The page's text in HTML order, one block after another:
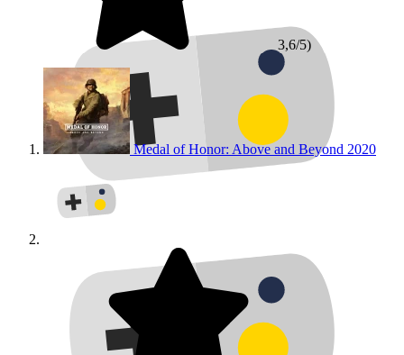
3,6/5)
Medal of Honor: Above and Beyond 2020